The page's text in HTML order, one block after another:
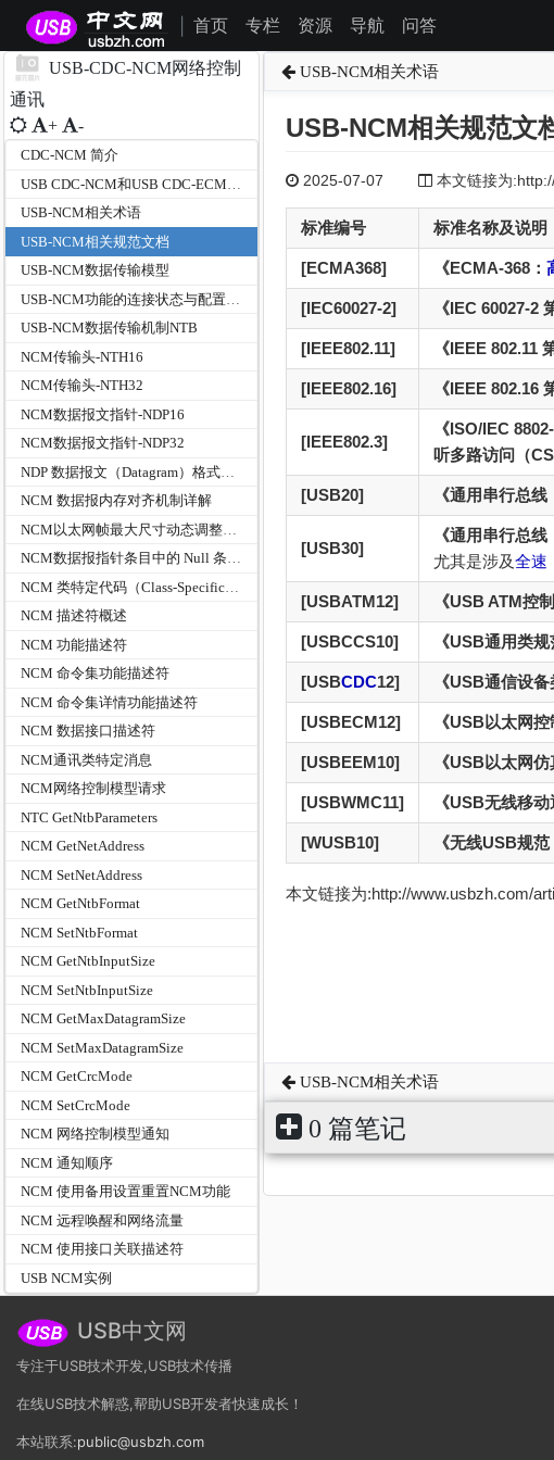
首页 专栏 资源 导航 问答
USB-CDC-NCM网络控制
通讯
+ -
CDC-NCM 简介
USB-NCM相关术语
USB-NCM相关规范文档
USB-NCM数据传输模型
USB-NCM数据传输机制NTB
NCM传输头-NTH16
NCM传输头-NTH32
NCM数据报文指针-NDP16
NCM数据报文指针-NDP32
NCM 数据报内存对齐机制详解
NCM数据报指针条目中的 Null 条目处理规则
NCM 描述符概述
NCM 功能描述符
NCM 命令集功能描述符
NCM 命令集详情功能描述符
NCM 数据接口描述符
NCM通讯类特定消息
NCM网络控制模型请求
NTC GetNtbParameters
NCM GetNetAddress
NCM SetNetAddress
NCM GetNtbFormat
NCM SetNtbFormat
NCM GetNtbInputSize
NCM SetNtbInputSize
NCM GetMaxDatagramSize
NCM SetMaxDatagramSize
NCM GetCrcMode
NCM SetCrcMode
NCM 网络控制模型通知
NCM 通知顺序
NCM 使用备用设置重置NCM功能
NCM 远程唤醒和网络流量
NCM 使用接口关联描述符
USB NCM实例
USB-NCM相关术语
USB-NCM相关规范文
2025-07-07 本文链接为
标准编号 标准名称及说明
[ECMA368] 《ECMA-368：
[IEC60027-2] 《IEC 60027-2
[IEEE802.11] 《IEEE 802.11
[IEEE802.16] 《IEEE 802.16
[IEEE802.3]
《ISO/IEC
听多路访问（
[USB20] 《通用串行总
[USB30]
《通用串行总
尤其是涉及全速
[USBATM12] 《USB ATM控
[USBCCS10] 《USB通用类规
[USBCDC12] 《USB通信设
[USBECM12] 《USB以太网
[USBEEM10] 《USB以太网
[USBWMC11] 《USB无线移
[WUSB10] 《无线USB规范
本文链接为:http://www.usbzh.com/
USB-NCM相关术语
0 篇笔记
USB中文网
专注于USB技术开发,USB技术传播
在线USB技术解惑,帮助USB开发者快速成长！
本站联系:public@usbzh.com